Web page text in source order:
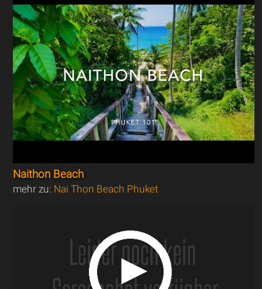
Naithon Beach
mehr zu: Nai Thon Beach Phuket